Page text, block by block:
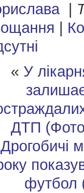
|
« У
ДТП
Дрогобичі
футбол